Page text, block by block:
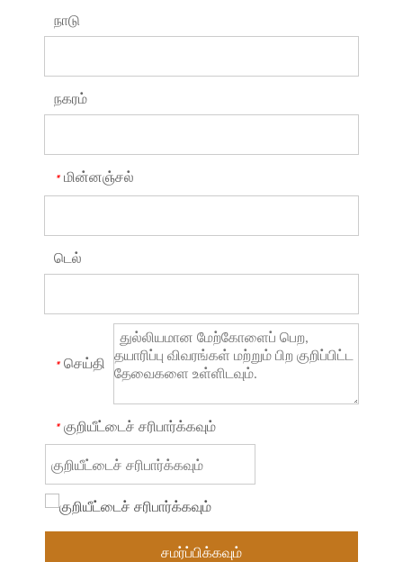
நாடு
நகரம்
* மின்னஞ்சல்
டெல்
* செய்தி
* குறியீட்டைச் சரிபார்க்கவும்
சமர்ப்பிக்கவும்